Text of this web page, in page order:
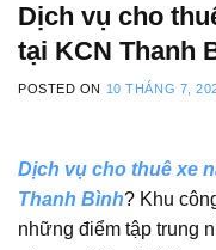
Dịch vụ cho
tại KCN Thanh
POSTED ON 10 THÁNG 7,
Dịch vụ cho thuê xe
Thanh Bình? Khu
những điểm tập trung